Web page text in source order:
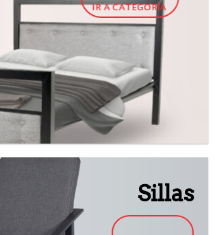
IR A CATEGORÍA
Sillas